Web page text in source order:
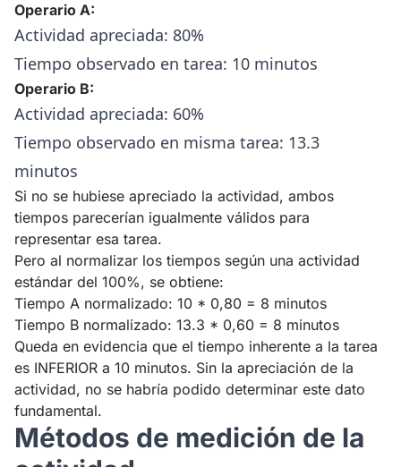
Operario A:
Actividad apreciada: 80%
Tiempo observado en tarea: 10 minutos
Operario B:
Actividad apreciada: 60%
Tiempo observado en misma tarea: 13.3
minutos
Si no se hubiese apreciado la actividad, ambos
tiempos parecerían igualmente válidos para
representar esa tarea.
Pero al normalizar los tiempos según una actividad
estándar del 100%, se obtiene:
Tiempo A normalizado: 10 * 0,80 = 8 minutos
Tiempo B normalizado: 13.3 * 0,60 = 8 minutos
Queda en evidencia que el tiempo inherente a la tarea
es INFERIOR a 10 minutos. Sin la apreciación de la
actividad, no se habría podido determinar este dato
fundamental.
Métodos de medición de la